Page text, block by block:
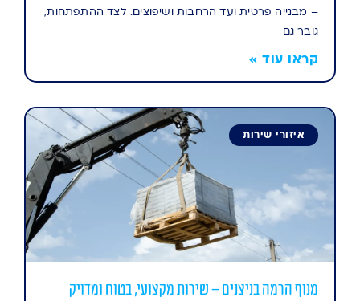
– מבנייה פרטית ועד הרחבות ושיפוצים. לצד ההתפתחות,
גובר גם
קראו עוד »
איזורי שירות
מנוף הרמה בניצנים – שירות מקצועי, בטוח ומדויק